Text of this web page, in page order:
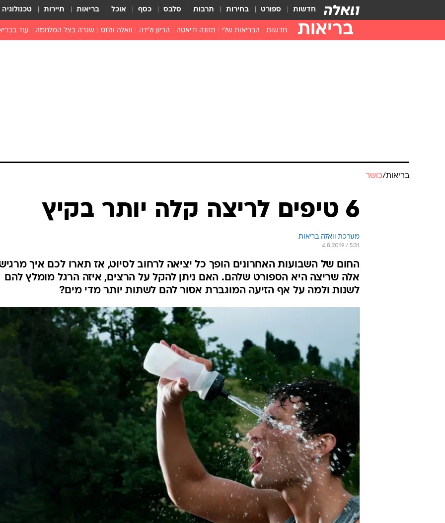
חדשות ספורט בחירות תרבות סלבס כסף אוכל בריאות תיירות טכנולוגיה
בריאות חדשות הבריאות שלי תזונה ודיאטה הריון ולידה וואלה וולנס שגרה בצל המלחמה עוד
הגיל
בריאות/כושר
6 טיפים לריצה קלה יותר בקיץ
מערכת וואלה בריאות
4.8.2019 / 5:31
החום של השבועות האחרונים הופך כל יציאה לרחוב לסיוט, אז תארו לכם איך
אלה שריצה היא הספורט שלהם. האם ניתן להקל על הרצים, איזה הרגל מומלץ להם
לשנות ולמה על אף הזיעה המוגברת אסור להם לשתות יותר מדי מים?